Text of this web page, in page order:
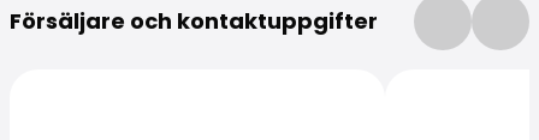
Försäljare och kontaktuppgifter